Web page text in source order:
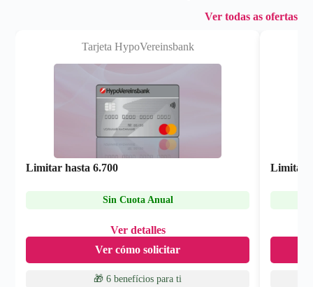
Ver todas as ofertas
Tarjeta HypoVereinsbank
Limitar hasta6.700
Sin Cuota Anual
Ver detalles
Ver cómo solicitar
🎁 6 benefícios para ti
Limitar